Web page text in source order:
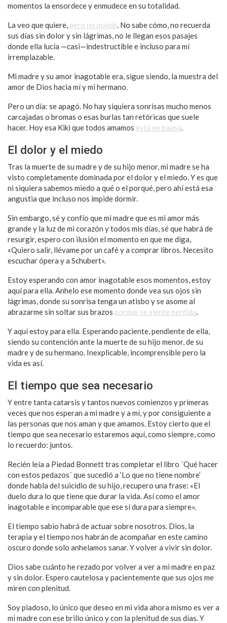
momentos la ensordece y enmudece en su totalidad.
La veo que quiere, pero no puede. No sabe cómo, no recuerda
sus días sin dolor y sin lágrimas, no le llegan esos pasajes
donde ella lucía —casi—indestructible e incluso para mí
irremplazable.
Mi madre y su amor inagotable era, sigue siendo, la muestra del
amor de Dios hacia mí y mi hermano.
Pero un día: se apagó. No hay siquiera sonrisas mucho menos
carcajadas o bromas o esas burlas tan retóricas que suele
hacer. Hoy esa Kiki que todos amamos está en pausa.
El dolor y el miedo
Tras la muerte de su madre y de su hijo menor, mi madre se ha
visto completamente dominada por el dolor y el miedo. Y es que
ni siquiera sabemos miedo a qué o el porqué, pero ahí está esa
angustia que incluso nos impide dormir.
Sin embargo, sé y confío que mi madre que es mi amor más
grande y la luz de mi corazón y todos mis días, sé que habrá de
resurgir, espero con ilusión el momento en que me diga,
«Quiero salir, llévame por un café y a comprar libros. Necesito
escuchar ópera y a Schubert».
Estoy esperando con amor inagotable esos momentos, estoy
aquí para ella. Anhelo ese momento donde vea sus ojos sin
lágrimas, donde su sonrisa tenga un atisbo y se asome al
abrazarme sin soltar sus brazos porque se siente perdida.
Y aquí estoy para ella. Esperando paciente, pendiente de ella,
siendo su contención ante la muerte de su hijo menor, de su
madre y de su hermano. Inexplicable, incomprensible pero la
vida es así.
El tiempo que sea necesario
Y entre tanta catarsis y tantos nuevos comienzos y primeras
veces que nos esperan a mi madre y a mí, y por consiguiente a
las personas que nos aman y que amamos. Estoy cierto que el
tiempo que sea necesario estaremos aquí, como siempre, como
lo recuerdo: juntos.
Recién leía a Piedad Bonnett tras completar el libro ´Qué hacer
con estos pedazos´ que sucedió a ‘Lo que no tiene nombre’
donde habla del suicidio de su hijo, recupero una frase: «El
duelo dura lo que tiene que durar la vida. Así como el amor
inagotable e incomparable que ese sí dura para siempre».
El tiempo sabio habrá de actuar sobre nosotros. Dios, la
terapia y el tiempo nos habrán de acompañar en este camino
oscuro donde solo anhelamos sanar. Y volver a vivir sin dolor.
Dios sabe cuánto he rezado por volver a ver a mi madre en paz
y sin dolor. Espero cautelosa y pacientemente que sus ojos me
miren con plenitud.
Soy piadoso, lo único que deseo en mi vida ahora mismo es ver a
mi madre con ese brillo único y con la plenitud de sus días. Y